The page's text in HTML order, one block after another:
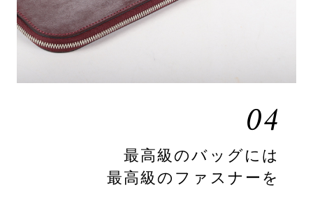
04
最高級のバッグには
最高級のファスナーを